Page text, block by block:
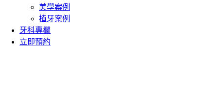
美學案例
植牙案例
牙科專欄
立即預約